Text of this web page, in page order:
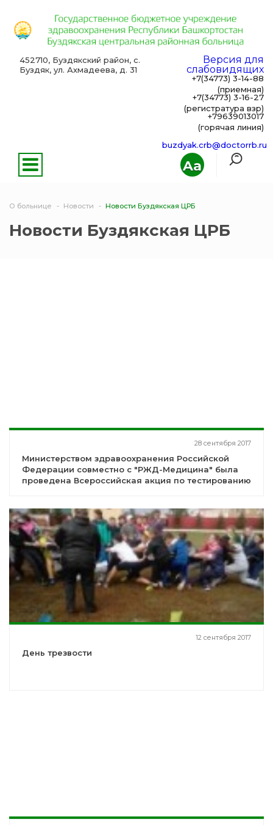
Aa
452710, Буздякский район, с.
Буздяк, ул. Ахмадеева, д. 31
Версия для
слабовидящих
+7(34773) 3-14-88
(приемная)
+7(34773) 3-16-27
(регистратура взр)
+79639013017
(горячая линия)
buzdyak.crb@doctorrb.ru
О больнице Новости Новости Буздякская ЦРБ
Новости Буздякская ЦРБ
28 сентября 2017
Министерством здравоохранения Российской
Федерации совместно с "РЖД-Медицина" была
проведена Всероссийская акция по тестированию
12 сентября 2017
День трезвости